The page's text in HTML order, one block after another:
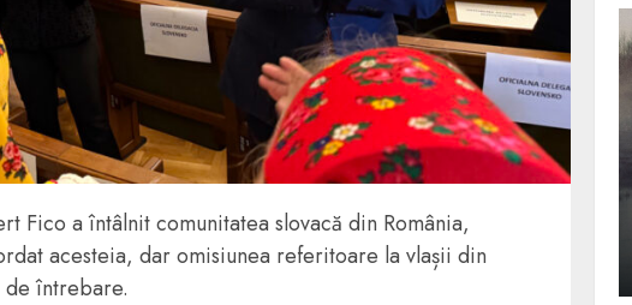
Fico a întâlnit comunitatea slovacă din România,
acesteia, dar omisiunea referitoare la vlașii din
de întrebare.
Gaza, scanteia
NOVEMBER 1, 2023
3 min read
Stiinta
Lumina ar putea contribui
natura
ALEXANDRU S. DECEMBER 27, 2023